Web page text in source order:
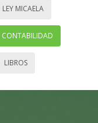
LEY MICAELA
CONTABILIDAD
LIBROS